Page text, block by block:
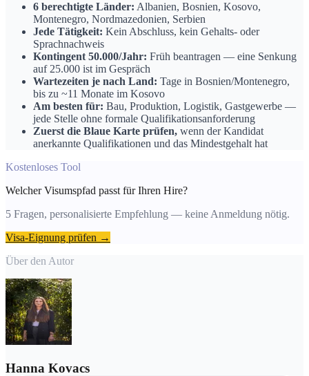
6 berechtigte Länder: Albanien, Bosnien, Kosovo,
Montenegro, Nordmazedonien, Serbien
Jede Tätigkeit: Kein Abschluss, kein Gehalts- oder
Sprachnachweis
Kontingent 50.000/Jahr: Früh beantragen — eine Senkung
auf 25.000 ist im Gespräch
Wartezeiten je nach Land: Tage in Bosnien/Montenegro,
bis zu ~11 Monate im Kosovo
Am besten für: Bau, Produktion, Logistik, Gastgewerbe —
jede Stelle ohne formale Qualifikationsanforderung
Zuerst die Blaue Karte prüfen, wenn der Kandidat
anerkannte Qualifikationen und das Mindestgehalt hat
Kostenloses Tool
Welcher Visumspfad passt für Ihren Hire?
5 Fragen, personalisierte Empfehlung — keine Anmeldung nötig.
Visa-Eignung prüfen →
Über den Autor
Hanna Kovacs